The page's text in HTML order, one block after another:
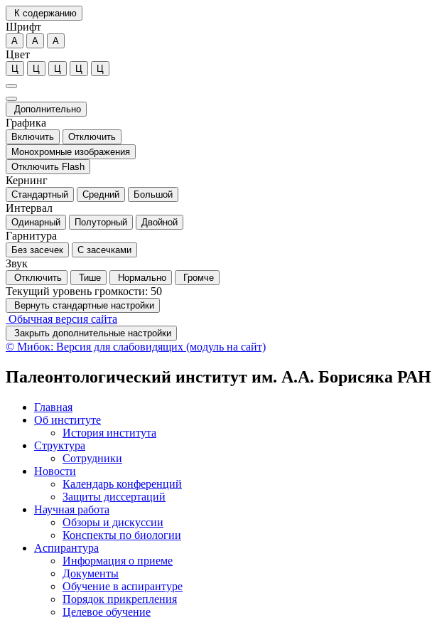
К содержанию
Шрифт
А А А
Цвет
Ц Ц Ц Ц Ц
Дополнительно
Графика
Включить
Отключить
Монохромные изображения
Отключить Flash
Кернинг
Стандартный Средний Большой
Интервал
Одинарный Полуторный Двойной
Гарнитура
Без засечек С засечками
Звук
Отключить Тише Нормально Громче
Текущий уровень громкости: 50
Вернуть стандартные настройки
Обычная версия сайта
Закрыть дополнительные настройки
© Мибок: Версия для слабовидящих (модуль на сайт)
Палеонтологический институт им. А.А. Борисяка РАН
Главная
Об институте
История института
Структура
Сотрудники
Новости
Календарь конференций
Защиты диссертаций
Научная работа
Обзоры и дискуссии
Конспекты по биологии
Аспирантура
Информация о приеме
Документы
Обучение в аспирантуре
Порядок прикрепления
Целевое обучение